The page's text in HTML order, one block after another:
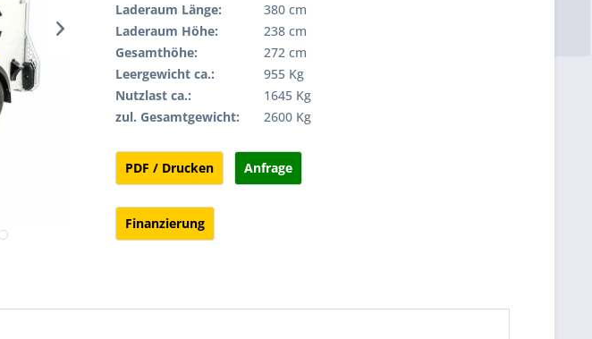
Laderaum Länge:
380 cm
Laderaum Höhe:
238 cm
Gesamthöhe:
272 cm
Leergewicht ca.:
955 Kg
Nutzlast ca.:
1645 Kg
zul. Gesamtgewicht:
2600 Kg
PDF / Drucken Anfrage
Finanzierung